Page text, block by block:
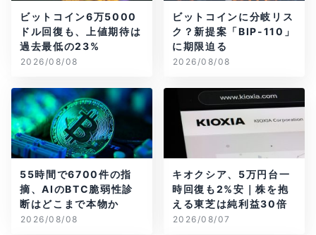
ビットコイン6万5000
ドル回復も、上値期待は
過去最低の23%
2026/08/08
ビットコインに分岐リス
ク？新提案「BIP-110」
に期限迫る
2026/08/08
55時間で6700件の指
摘、AIのBTC脆弱性診
断はどこまで本物か
2026/08/08
キオクシア、5万円台一
時回復も2%安｜株を抱
える東芝は純利益30倍
2026/08/07